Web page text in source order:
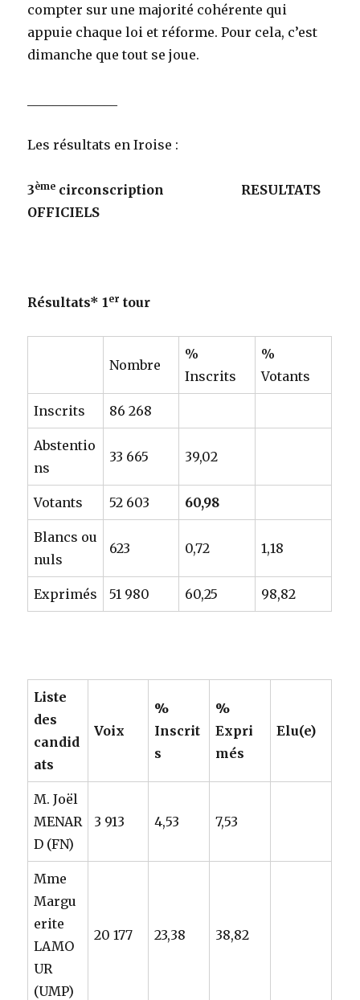
compter sur une majorité cohérente qui
appuie chaque loi et réforme. Pour cela, c’est
dimanche que tout se joue.
Les résultats en Iroise :
3ème circonscription RESULTATS
OFFICIELS
Résultats* 1 er tour
Nombre
%
Inscrits
%
Votants
Inscrits 86 268
Abstentio
ns
33 665 39,02
Votants 52 603 60,98
Blancs ou
nuls
623 0,72 1,18
Exprimés 51 980 60,25 98,82
Liste
des
candid
ats
Voix
%
Inscrit
s
%
Expri
més
Elu(e)
M. Joël
MENAR
D (FN)
3 913 4,53 7,53
Mme
Margu
erite
LAMO
UR
(UMP)
20 177 23,38 38,82